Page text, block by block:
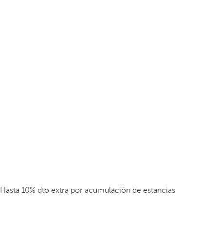
Hasta 10% dto extra por acumulación de estancias